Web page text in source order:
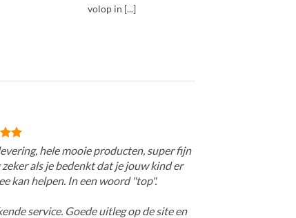
volop in [...]
hele mooie producten, super fijn
zeker als je bedenkt dat je jouw kind er
kan helpen. In een woord "top".
service. Goede uitleg op de site en